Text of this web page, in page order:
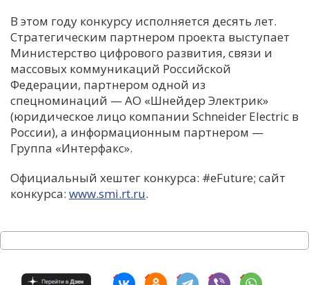
В этом году конкурсу исполняется десять лет.
Стратегическим партнером проекта выступает
Министерство цифрового развития, связи и
массовых коммуникаций Российской
Федерации, партнером одной из
спецноминаций — АО «Шнейдер Электрик»
(юридическое лицо компании Schneider Electric в
России), а информационным партнером —
Группа «Интерфакс».
Официальный хештег конкурса: #eFuture; сайт
конкурса: www.smi.rt.ru.